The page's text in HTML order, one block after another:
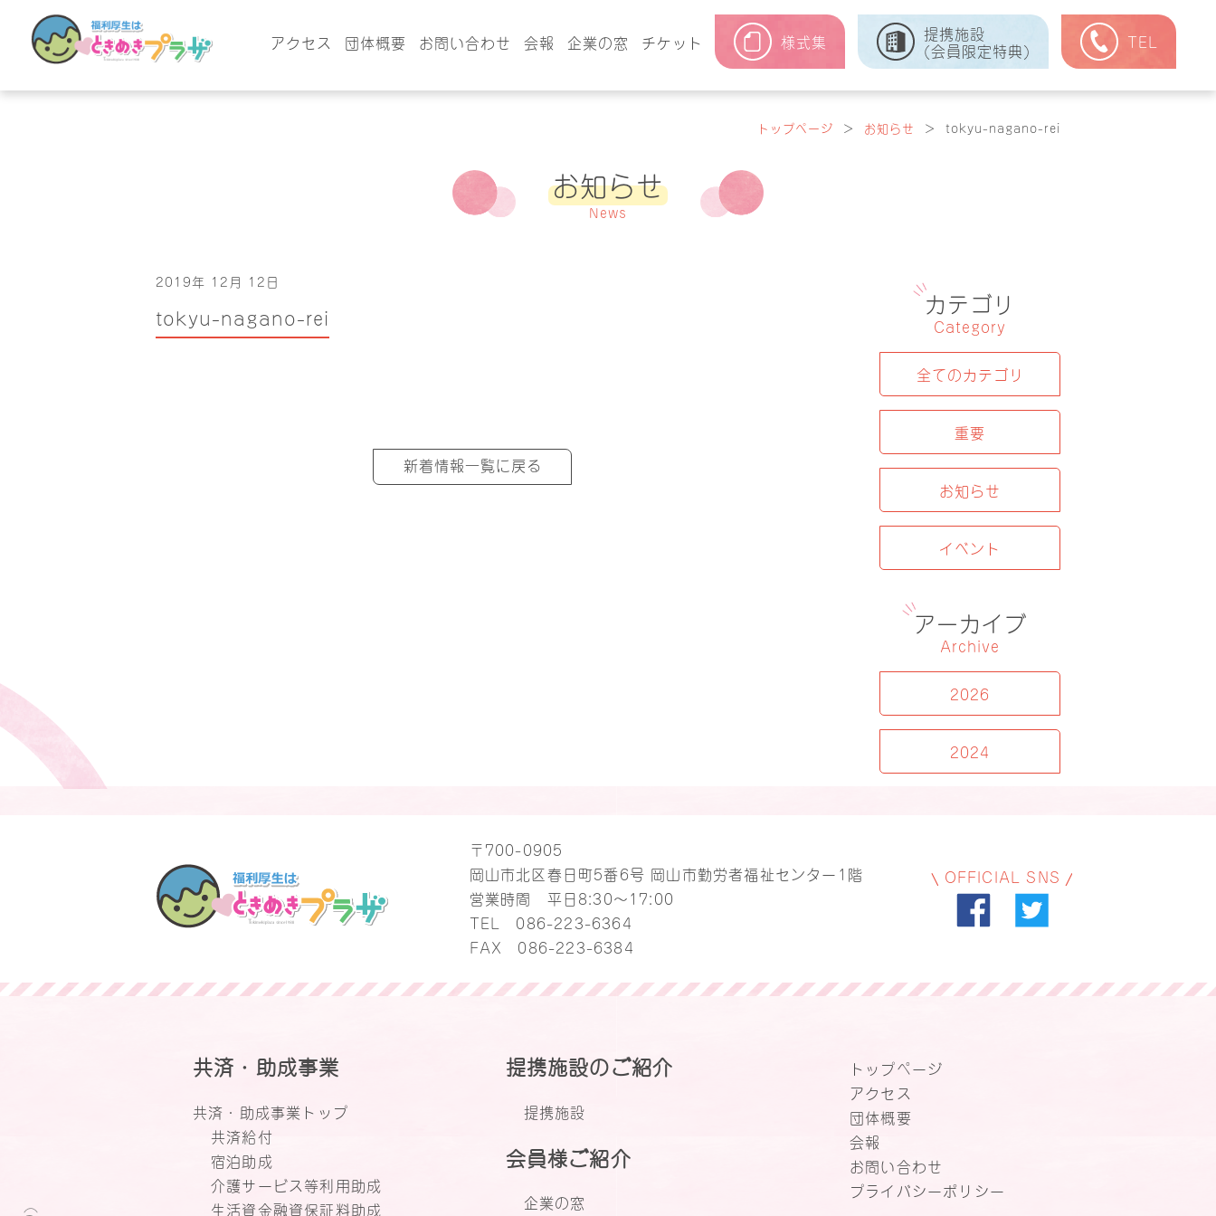
アクセス 団体概要 お問い合わせ 会報 企業の窓 チケット 様式集
提携施設
(会員限定特典)
TEL
トップページ ＞ お知らせ ＞ tokyu-nagano-rei
お知らせ
News
2019年 12月 12日
tokyu-nagano-rei
新着情報一覧に戻る
カテゴリ
Category
全てのカテゴリ
重要
お知らせ
イベント
アーカイブ
Archive
2026
2024
〒700-0905
岡山市北区春日町5番6号 岡山市勤労者福祉センター1階
営業時間 平日8:30～17:00
TEL 086-223-6364
FAX 086-223-6384
OFFICIAL SNS
共済・助成事業
共済・助成事業トップ
共済給付
宿泊助成
介護サービス等利用助成
生活資金融資保証料助成
提携施設のご紹介
提携施設
会員様ご紹介
企業の窓
トップページ
アクセス
団体概要
会報
お問い合わせ
プライバシーポリシー